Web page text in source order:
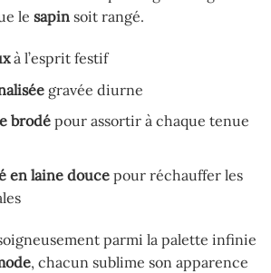
le sapin soit rangé.
à l’esprit festif
gravée diurne
brodépour assortir à chaque tenue
en laine doucepour réchauffer les
parmi la palette infinie
, chacun sublime son apparence